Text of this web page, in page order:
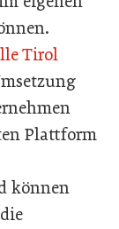
Tirol
Plattform
können